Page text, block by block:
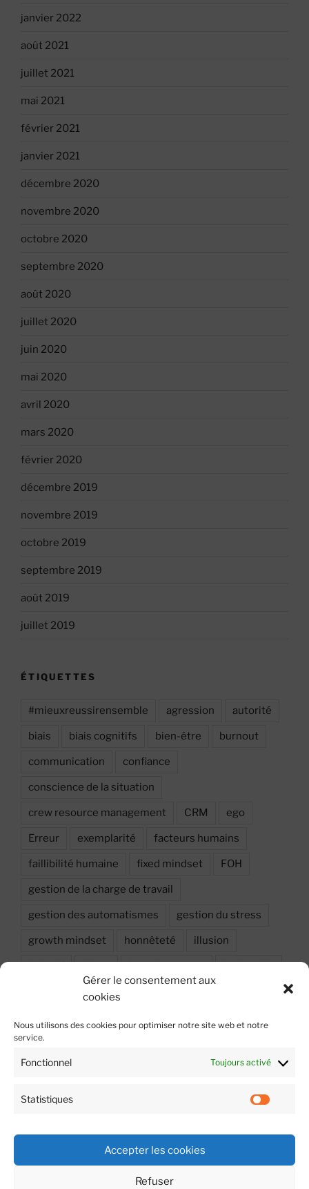
Gérer le consentement aux
cookies
Nous utilisons des cookies pour optimiser notre site web et notre
service.
Fonctionnel Toujours activé
Statistiques
Accepter les cookies
Refuser
janvier 2022
août 2021
juillet 2021
mai 2021
février 2021
janvier 2021
décembre 2020
novembre 2020
octobre 2020
septembre 2020
août 2020
juillet 2020
juin 2020
mai 2020
avril 2020
mars 2020
février 2020
décembre 2019
novembre 2019
octobre 2019
septembre 2019
août 2019
juillet 2019
ÉTIQUETTES
#mieuxreussirensemble agression autorité
biais biais cognitifs bien-être burnout
communication confiance
conscience de la situation
crew resource management CRM ego
Erreur exemplarité facteurs humains
faillibilité humaine fixed mindset FOH
gestion de la charge de travail
gestion des automatismes gestion du stress
growth mindset honnêteté illusion
inclusif injure investissement leadership
Leadership situationnel
prise de décision
respect sécurité
sécurité psychologique